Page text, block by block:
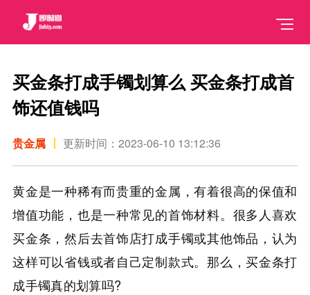
买金条打成手镯划算么 买金条打成首
饰还值钱吗
贵金属 更新时间：2023-06-10 13:12:36
黄金是一种稀有而贵重的金属，有着很高的保值和
增值功能，也是一种常见的首饰材料。很多人喜欢
买金条，然后去首饰店打成手镯或其他饰品，认为
这样可以省钱或者自己定制款式。那么，买金条打
成手镯真的划算吗?